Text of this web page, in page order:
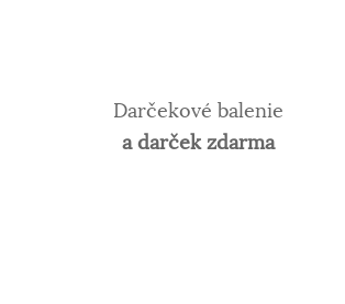
Darčekové balenie
a darček zdarma